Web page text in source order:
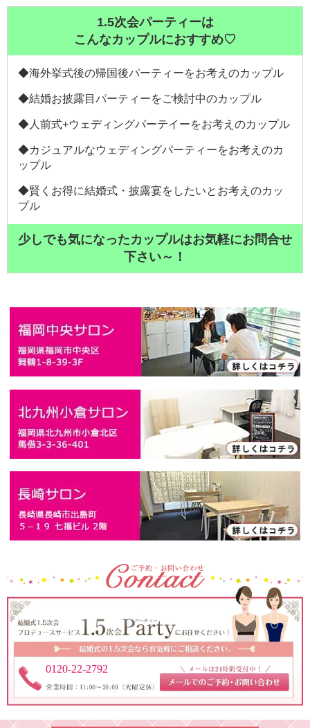
1.5次会パーティーは
こんなカップルにおすすめ♡
◆海外挙式後の帰国後パーティーをお考えのカップル
◆結婚お披露目パーティーをご検討中のカップル
◆人前式+ウェディングパーテイーをお考えのカップル
◆カジュアルなウェディングパーティーをお考えのカ
ップル
◆賢くお得に結婚式・披露宴をしたいとお考えのカッ
プル
少しでも気になったカップルはお気軽にお問合せ
下さい～！
0120-22-2792